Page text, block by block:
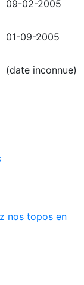
09-02-2005
01-09-2005
(date inconnue)
nos topos en